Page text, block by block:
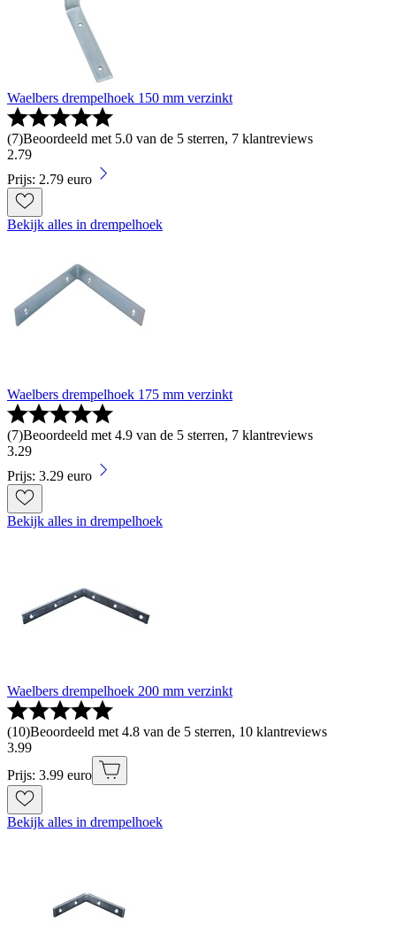
Waelbers drempelhoek 150 mm verzinkt
(7)Beoordeeld met 5.0 van de 5 sterren, 7 klantreviews
2.79
Prijs: 2.79 euro
Bekijk alles in drempelhoek
Waelbers drempelhoek 175 mm verzinkt
(7)Beoordeeld met 4.9 van de 5 sterren, 7 klantreviews
3.29
Prijs: 3.29 euro
Bekijk alles in drempelhoek
Waelbers drempelhoek 200 mm verzinkt
(10)Beoordeeld met 4.8 van de 5 sterren, 10 klantreviews
3.99
Prijs: 3.99 euro
Bekijk alles in drempelhoek